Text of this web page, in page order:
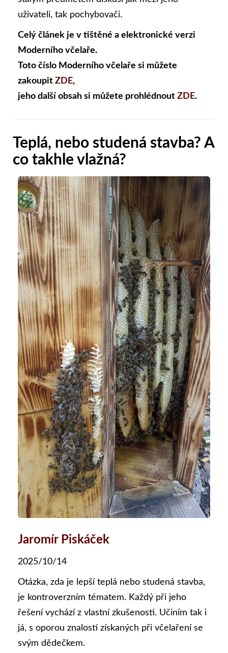
uživateli, tak pochybovači.
Celý článek je v tištěné a elektronické verzi
Moderního včelaře.
Toto číslo Moderního včelaře si můžete
zakoupit ZDE,
jeho další obsah si můžete prohlédnout ZDE.
Teplá, nebo studená stavba? A
co takhle vlažná?
Jaromír Piskáček
2025/10/14
Otázka, zda je lepší teplá nebo studená stavba,
je kontroverzním tématem. Každý při jeho
řešení vychází z vlastní zkušenosti. Učiním tak i
já, s oporou znalostí získaných při včelaření se
svým dědečkem.